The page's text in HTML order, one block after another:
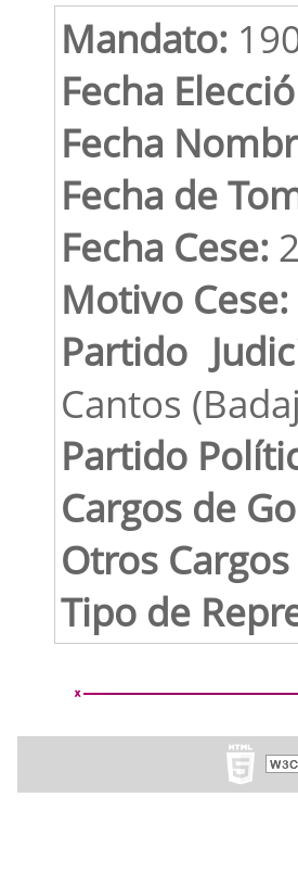
Mandato:
Fecha
Fecha
Fecha de
Fecha Cese:
Motivo Cese:
Partido
Cantos
Partido
Cargos de
Otros
Tipo de